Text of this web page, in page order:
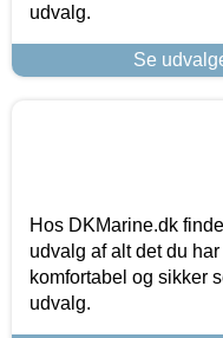
udvalg.
Se
Hos DKMarine.dk
udvalg af alt det du
komfortabel og sikker
udvalg.